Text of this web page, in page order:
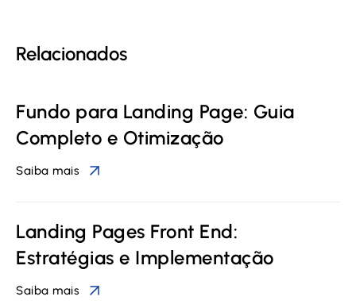
Relacionados
Fundo para Landing Page: Guia
Completo e Otimização
Saiba mais
Landing Pages Front End:
Estratégias e Implementação
Saiba mais